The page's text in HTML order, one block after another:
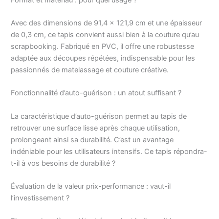
est en PVC souple, la
couche intermédiaire
en PVC rigide, peut
empêcher la lame de
pénétrer, fournir plus
d'amortissement et de
ce qui prolonge la
et permet aux
coupures de
disparaître
pratiquement Excellent
rapport qualité/prix :
les tapis de découpe
répondre aux besoins
large gamme
Avec des dimensions de 91,4 x 121,9 cm et une épaisseur
de 0,3 cm, ce tapis convient aussi bien à la couture qu’au
scrapbooking. Fabriqué en PVC, il offre une robustesse
adaptée aux découpes répétées, indispensable pour les
passionnés de matelassage et couture créative.
Fonctionnalité d’auto-guérison : un atout suffisant ?
La caractéristique d’auto-guérison permet au tapis de
retrouver une surface lisse après chaque utilisation,
prolongeant ainsi sa durabilité. C’est un avantage
indéniable pour les utilisateurs intensifs. Ce tapis répondra-
t-il à vos besoins de durabilité ?
Évaluation de la valeur prix-performance : vaut-il
l’investissement ?